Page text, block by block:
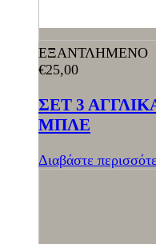
ΕΞΑΝΤΛΗΜΕΝΟ
€25,00
ΣΕΤ 3
ΜΠΛΕ
Διαβάστε